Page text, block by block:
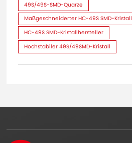
49S/49S-SMD-Quarze
Maßgeschneiderter HC-49S SMD-Kristall
HC-49S SMD-Kristallhersteller
Hochstabiler 49S/49SMD-Kristall